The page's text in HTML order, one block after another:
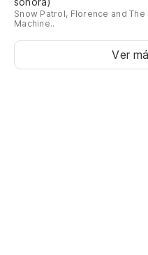
Snow Patrol, Florence and The
Machine..
Ver